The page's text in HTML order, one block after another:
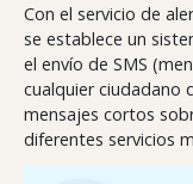
Con el servicio de
se establece un
el envío de SMS
cualquier ciudadano
mensajes cortos
diferentes servicios